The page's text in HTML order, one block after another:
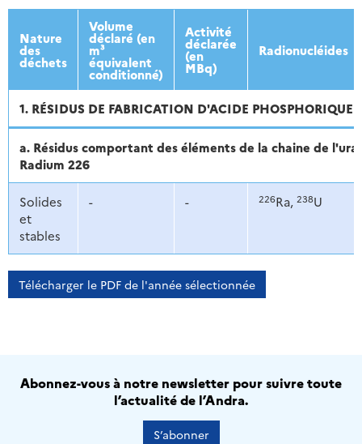
2013 2014 2015 2016
Nature
des
déchets
Volume
déclaré (en
m³
équivalent
conditionné)
Activité
déclarée
(en
MBq)
Radionucléides
1. RÉSIDUS DE FABRICATION D'ACIDE PHOSPHORIQUE
a. Résidus comportant des éléments de la chaine de
Radium 226
Solides
et
stables
- - 226Ra, 238U
Télécharger le PDF de l'année sélectionnée
Abonnez-vous à notre newsletter pour suivre toute
l’actualité de l’Andra.
S’abonner